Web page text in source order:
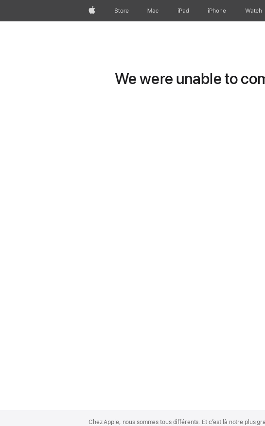
AppleStore Mac iPad iPhone Watch
We were unable to
Footer
Chez Apple, nous sommes tous différents. Et c’est là notre plus